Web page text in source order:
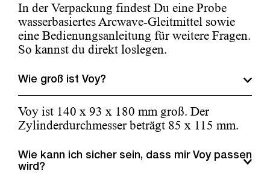
In der Verpackung findest Du eine Probe
wasserbasiertes Arcwave-Gleitmittel sowie
eine Bedienungsanleitung für weitere Fragen.
So kannst du direkt loslegen.
Wie groß ist Voy?
Voy ist 140 x 93 x 180 mm groß. Der
Zylinderdurchmesser beträgt 85 x 115 mm.
Wie kann ich sicher sein, dass mir Voy passen
wird?